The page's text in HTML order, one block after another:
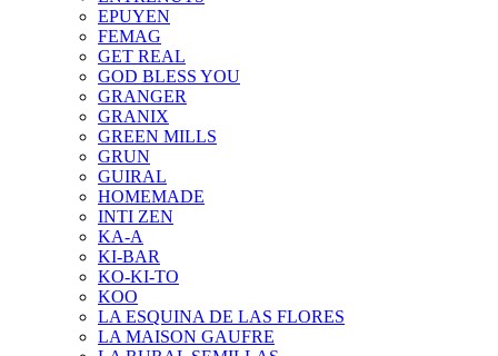
EPUYEN
FEMAG
GET REAL
GOD BLESS YOU
GRANGER
GRANIX
GREEN MILLS
GRUN
GUIRAL
HOMEMADE
INTI ZEN
KA-A
KI-BAR
KO-KI-TO
KOO
LA ESQUINA DE LAS FLORES
LA MAISON GAUFRE